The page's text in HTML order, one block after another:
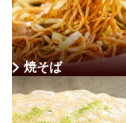
焼そば